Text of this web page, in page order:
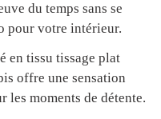
du temps sans se
pour votre intérieur.
en tissu tissage plat
offre une sensation
les moments de détente.